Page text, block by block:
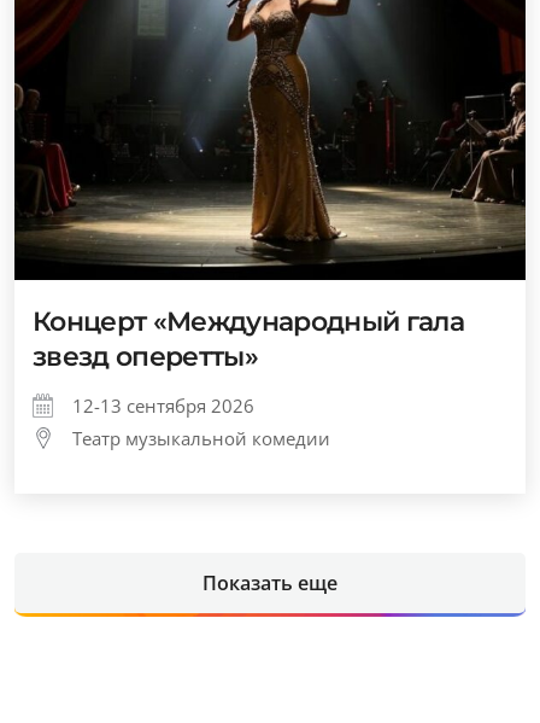
Концерт «Международный гала
звезд оперетты»
12-13 сентября 2026
Театр музыкальной комедии
Показать еще